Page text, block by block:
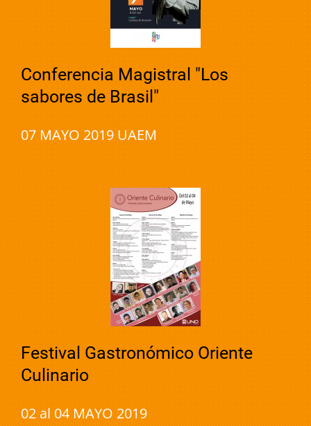
Conferencia Magistral "Los
sabores de Brasil"
07 MAYO 2019 UAEM
Festival Gastronómico Oriente
Culinario
02 al 04 MAYO 2019